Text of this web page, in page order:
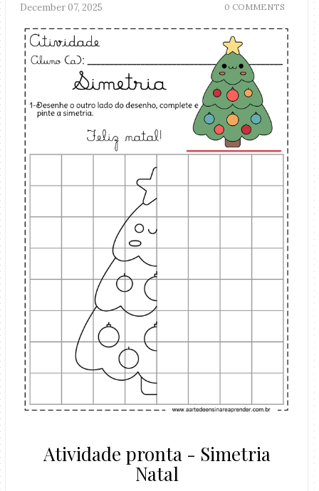
December 07, 2025 0 COMMENTS
Atividade pronta - Simetria
Natal